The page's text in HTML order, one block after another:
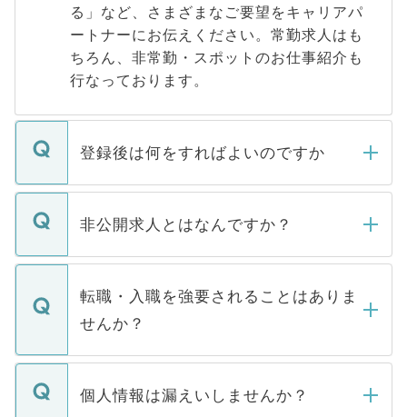
る」など、さまざまなご要望をキャリアパ
ートナーにお伝えください。常勤求人はも
ちろん、非常勤・スポットのお仕事紹介も
行なっております。
登録後は何をすればよいのですか
ご登録いただきましたら、弊社担当者がご
登録内容を確認し、その後メールもしくは
ます。通常、5営業日以内にはご連絡をせて
いただきますので、しばらくお待ちくださ
い。
非公開求人とはなんですか？
マイナビDOCTORで取り扱っている求人の
うち約3割は、Webサイトからご覧いただ
けない「非公開求人」です。非公開求人は
下記の理由によって、一般には公開してい
ません。
■応募殺到を避けるため 人気のある医療機
転職・入職を強要されることはありま
せんか？
転職・入職を強要することは一切ありませ
ん。また、仮に応募先から内定をいただい
個人情報は漏えいしませんか？